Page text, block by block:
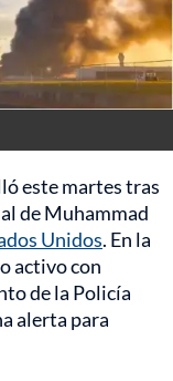
este martes tras
de Muhammad
Unidos. En la
activo con
de la Policía
alerta para